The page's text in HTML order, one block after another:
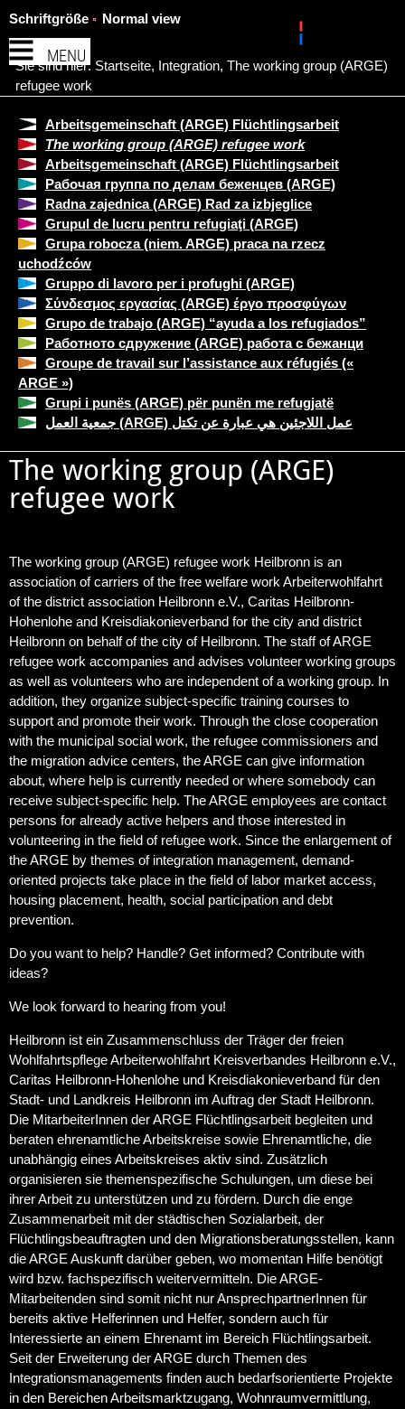
MENU
Schriftgröße Normal view
Sie sind hier: Startseite, Integration, The working group (ARGE)
refugee work
Arbeitsgemeinschaft (ARGE) Flüchtlingsarbeit
The working group (ARGE) refugee work
Arbeitsgemeinschaft (ARGE) Flüchtlingsarbeit
Рабочая группа по делам беженцев (ARGE)
Radna zajednica (ARGE) Rad za izbjeglice
Grupul de lucru pentru refugiaţi (ARGE)
Grupa robocza (niem. ARGE) praca na rzecz
uchodźców
Gruppo di lavoro per i profughi (ARGE)
Σύνδεσμος εργασίας (ARGE) έργο προσφύγων
Grupo de trabajo (ARGE) “ayuda a los refugiados”
Работното сдружение (ARGE) работа с бежанци
Groupe de travail sur l’assistance aux réfugiés («
ARGE »)
Grupi i punës (ARGE) për punën me refugjatë
جمعية العمل (ARGE) عمل اللاجئين هي عبارة عن تكتل
The working group (ARGE)
refugee work
The working group (ARGE) refugee work Heilbronn is an
association of carriers of the free welfare work Arbeiterwohlfahrt
of the district association Heilbronn e.V., Caritas Heilbronn-
Hohenlohe and Kreisdiakonieverband for the city and district
Heilbronn on behalf of the city of Heilbronn. The staff of ARGE
refugee work accompanies and advises volunteer working groups
as well as volunteers who are independent of a working group. In
addition, they organize subject-specific training courses to
support and promote their work. Through the close cooperation
with the municipal social work, the refugee commissioners and
the migration advice centers, the ARGE can give information
about, where help is currently needed or where somebody can
receive subject-specific help. The ARGE employees are contact
persons for already active helpers and those interested in
volunteering in the field of refugee work. Since the enlargement of
the ARGE by themes of integration management, demand-
oriented projects take place in the field of labor market access,
housing placement, health, social participation and debt
prevention.
Do you want to help? Handle? Get informed? Contribute with
ideas?
We look forward to hearing from you!
Heilbronn ist ein Zusammenschluss der Träger der freien
Wohlfahrtspflege Arbeiterwohlfahrt Kreisverbandes Heilbronn e.V.,
Caritas Heilbronn-Hohenlohe und Kreisdiakonieverband für den
Stadt- und Landkreis Heilbronn im Auftrag der Stadt Heilbronn.
Die MitarbeiterInnen der ARGE Flüchtlingsarbeit begleiten und
beraten ehrenamtliche Arbeitskreise sowie Ehrenamtliche, die
unabhängig eines Arbeitskreises aktiv sind. Zusätzlich
organisieren sie themenspezifische Schulungen, um diese bei
ihrer Arbeit zu unterstützen und zu fördern. Durch die enge
Zusammenarbeit mit der städtischen Sozialarbeit, der
Flüchtlingsbeauftragten und den Migrationsberatungsstellen, kann
die ARGE Auskunft darüber geben, wo momentan Hilfe benötigt
wird bzw. fachspezifisch weitervermitteln. Die ARGE-
Mitarbeitenden sind somit nicht nur AnsprechpartnerInnen für
bereits aktive Helferinnen und Helfer, sondern auch für
Interessierte an einem Ehrenamt im Bereich Flüchtlingsarbeit.
Seit der Erweiterung der ARGE durch Themen des
Integrationsmanagements finden auch bedarfsorientierte Projekte
in den Bereichen Arbeitsmarktzugang, Wohnraumvermittlung,